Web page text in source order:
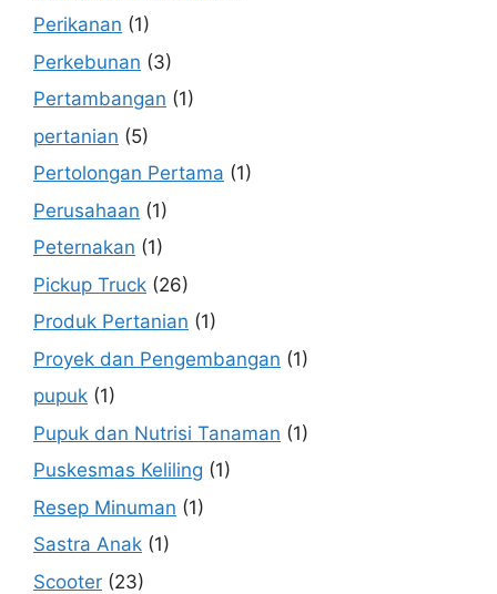
Perikanan (1)
Perkebunan (3)
Pertambangan (1)
pertanian (5)
Pertolongan Pertama (1)
Perusahaan (1)
Peternakan (1)
Pickup Truck (26)
Produk Pertanian (1)
Proyek dan Pengembangan (1)
pupuk (1)
Pupuk dan Nutrisi Tanaman (1)
Puskesmas Keliling (1)
Resep Minuman (1)
Sastra Anak (1)
Scooter (23)